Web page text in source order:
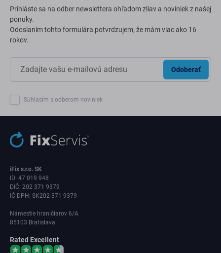
Prihláste sa na odber newslettera ohľadom zliav a noviniek z našej
ponuky.
Odoslaním tohto formulára potvrdzujem, že mám viac ako 16
rokov.
Odoberať
Súhlasím s odberom noviniek
iFix s.r.o. SK
ID: 47 019 948
DIČ: 202 371 9379
IČ DPH: SK202 371 9379
Námestie hraničiarov 6/A
85103 Bratislava
Rated Excellent